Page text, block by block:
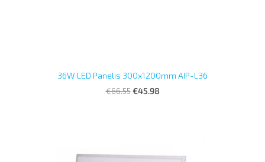
36W LED Panelis 300x1200mm AIP-L36
€66.55 €45.98